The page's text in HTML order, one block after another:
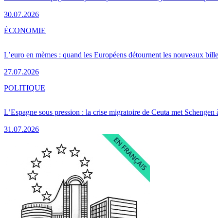
30.07.2026
L’euro en mèmes : quand les Européens détournent les nouveaux
27.07.2026
ÉCONOMIE
L’Espagne sous pression : la crise migratoire de Ceuta met Schengen
31.07.2026
POLITIQUE